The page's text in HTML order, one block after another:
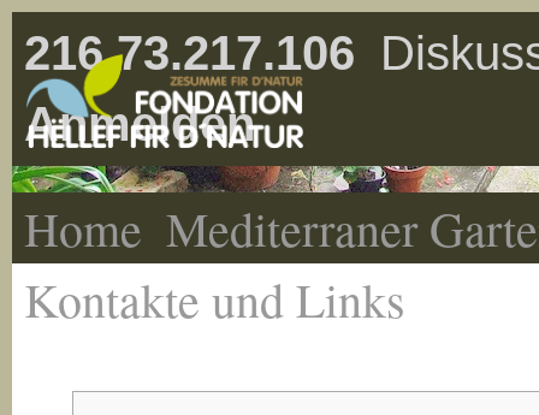
216.73.217.106
Anmelden
Home Mediterraner
Kontakte und Links